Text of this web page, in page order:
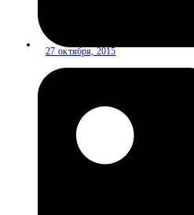
27 октября, 2015